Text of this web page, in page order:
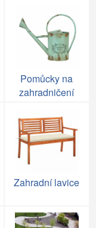
Pomůcky na
zahradničení
Zahradní lavice